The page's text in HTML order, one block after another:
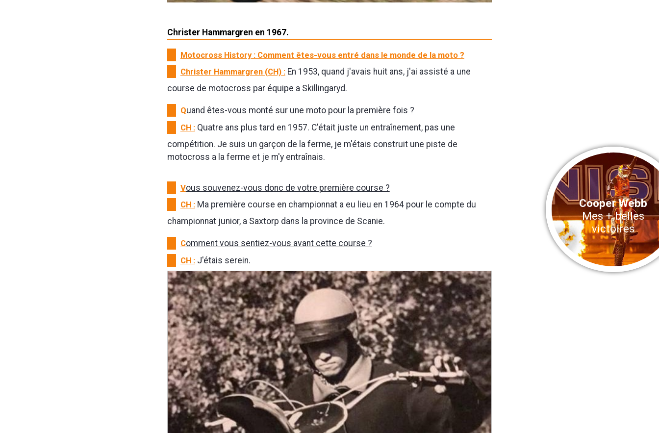
Cooper Webb
Mes + belles
victoires
Christer Hammargren en 1967.
Motocross History : Comment êtes-vous entré dans le monde de la moto ?
Christer Hammargren (CH) :En 1953, quand j'avais huit ans, j'ai assisté a une
course de motocross par équipe a Skillingaryd.
Quand êtes-vous monté sur une moto pour la première fois ?
CH :Quatre ans plus tard en 1957. C'était juste un entraînement, pas une
compétition. Je suis un garçon de la ferme, je m'étais construit une piste de
motocross a la ferme et je m'y entraînais.
Vous souvenez-vous donc de votre première course ?
CH :Ma première course en championnat a eu lieu en 1964 pour le compte du
championnat junior, a Saxtorp dans la province de Scanie.
Comment vous sentiez-vous avant cette course ?
CH :J'étais serein.